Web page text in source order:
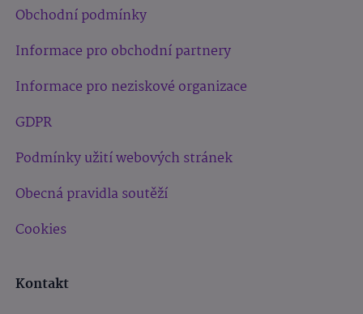
Obchodní podmínky
Informace pro obchodní partnery
Informace pro neziskové organizace
GDPR
Podmínky užití webových stránek
Obecná pravidla soutěží
Cookies
Kontakt